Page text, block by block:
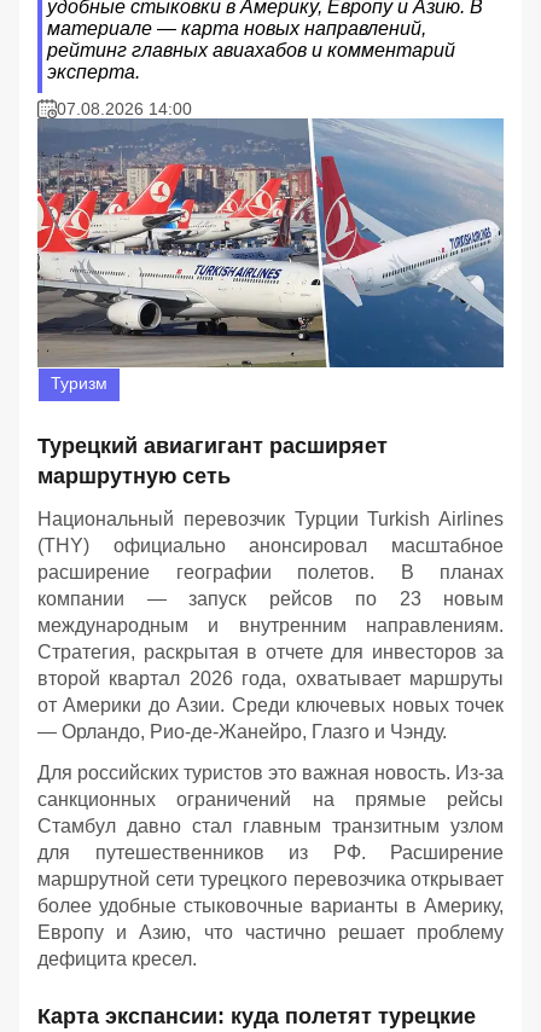
удобные стыковки в Америку, Европу и Азию. В
материале — карта новых направлений,
рейтинг главных авиахабов и комментарий
эксперта.
07.08.2026 14:00
Туризм
Турецкий авиагигант расширяет
маршрутную сеть
Национальный перевозчик Турции Turkish Airlines
(THY) официально анонсировал масштабное
расширение географии полетов. В планах
компании — запуск рейсов по 23 новым
международным и внутренним направлениям.
Стратегия, раскрытая в отчете для инвесторов за
второй квартал 2026 года, охватывает маршруты
от Америки до Азии. Среди ключевых новых точек
— Орландо, Рио-де-Жанейро, Глазго и Чэнду.
Для российских туристов это важная новость. Из-за
санкционных ограничений на прямые рейсы
Стамбул давно стал главным транзитным узлом
для путешественников из РФ. Расширение
маршрутной сети турецкого перевозчика открывает
более удобные стыковочные варианты в Америку,
Европу и Азию, что частично решает проблему
дефицита кресел.
Карта экспансии: куда полетят турецкие